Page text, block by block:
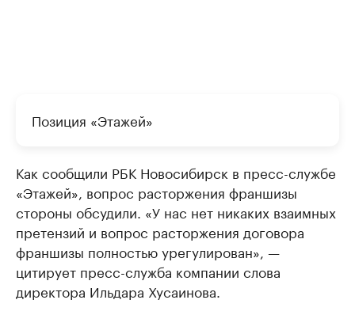
Позиция «Этажей»
Как сообщили РБК Новосибирск в пресс-службе
«Этажей», вопрос расторжения франшизы
стороны обсудили. «У нас нет никаких взаимных
претензий и вопрос расторжения договора
франшизы полностью урегулирован», —
цитирует пресс-служба компании слова
директора Ильдара Хусаинова.